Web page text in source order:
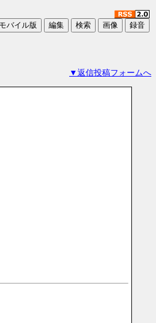
▼返信投稿フォームへ